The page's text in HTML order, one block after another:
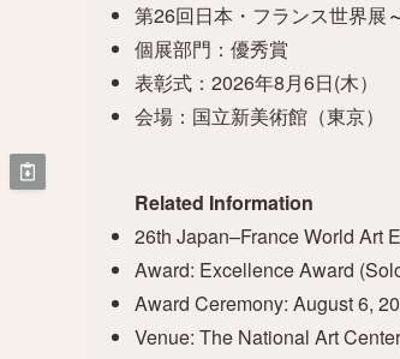
第26回日本・フランス世界展
個展部門：優秀賞
表彰式：2026年8月6日(木）
会場：国立新美術館（東京）
Related Information
26th Japan–France World Art
Award: Excellence Award
Award Ceremony: August 6,
Venue: The National Art